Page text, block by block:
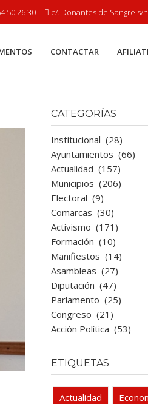
50 26 30 c/. Donantes de Sangre s/
CONTACTAR
CATEGORÍAS
Institucional (28)
Ayuntamientos (66)
Actualidad (157)
Municipios (206)
Electoral (9)
Comarcas (30)
Activismo (171)
Formación (10)
Manifiestos (14)
Asambleas (27)
Diputación (47)
Parlamento (25)
Congreso (21)
Acción Política (53)
ETIQUETAS
Actualidad